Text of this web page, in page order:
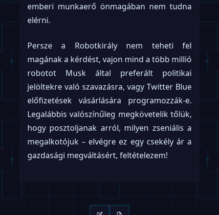
emberi munkaerő önmagában nem tudna
elérni.
Persze a Robotkirály nem teheti fel
magának a kérdést, vajon mind a több millió
robotot Musk által preferált politikai
jelöltekre való szavazásra, vagy Twitter Blue
előfizetések vásárlására programozzák-e.
Legalábbis valószínűleg megkövetelik tőlük,
hogy posztoljanak arról, milyen zseniális a
megalkotójuk – elvégre ez egy csekély ár a
gazdasági megváltásért, feltételezem!